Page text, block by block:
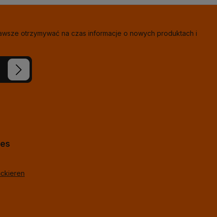
otrzymywać na czas informacje o nowych produktach i